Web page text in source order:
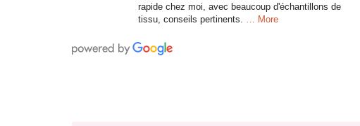
rapide chez moi, avec beaucoup d'échantillons de
tissu, conseils pertinents. … More